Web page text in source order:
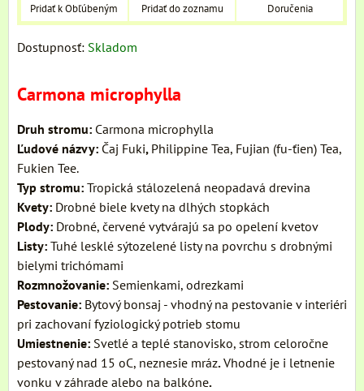
Pridať k Obľúbeným Pridať do zoznamu Doručenia
Dostupnosť: Skladom
Carmona microphylla
Druh stromu: Carmona microphylla
Ľudové názvy: Čaj Fuki, Philippine Tea, Fujian (fu-ťien) Tea,
Fukien Tee.
Typ stromu: Tropická stálozelená neopadavá drevina
Kvety: Drobné biele kvety na dlhých stopkách
Plody: Drobné, červené vytvárajú sa po opelení kvetov
Listy: Tuhé lesklé sýtozelené listy na povrchu s drobnými
bielymi trichómami
Rozmnožovanie: Semienkami, odrezkami
Pestovanie: Bytový bonsaj - vhodný na pestovanie v interiéri
pri zachovaní fyziologický potrieb stomu
Umiestnenie: Svetlé a teplé stanovisko, strom celoročne
pestovaný nad 15 oC, neznesie mráz.Vhodné je i letnenie
vonku v záhrade alebo na balkóne.